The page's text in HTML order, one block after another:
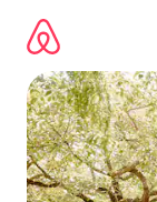
გადასვლა